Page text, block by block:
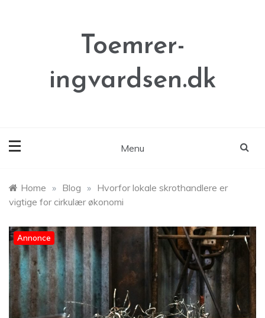
Toemrer-
ingvardsen.dk
Menu
Home » Blog » Hvorfor lokale skrothandlere er
vigtige for cirkulær økonomi
Annonce